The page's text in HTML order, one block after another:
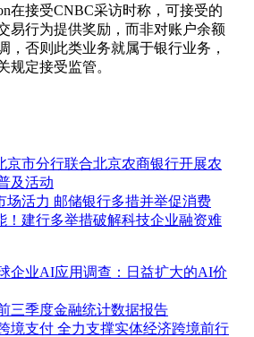
在接受CNBC采访时称，可接受的
易行为提供奖励，而非对账户余额
，否则此类业务就属于银行业务，
规定接受监管。
京市分行联合北京农商银行开展农
及活动
场活力 邮储银行多措并举促消费
！建行多举措破解科技企业融资难
企业AI应用调查：日益扩大的AI价
三季度金融统计数据报告
境支付 全力支撑实体经济跨境前行